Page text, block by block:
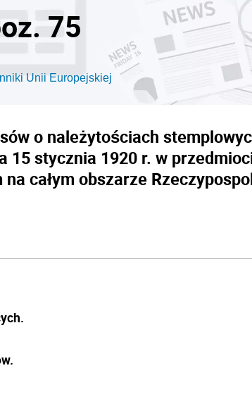
75
Unii Europejskiej
o należytościach
15 stycznia 1920 r. w
całym obszarze